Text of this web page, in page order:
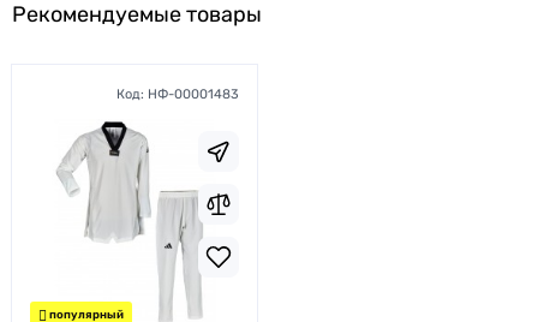
Рекомендуемые товары
Код: НФ-00001483
популярный